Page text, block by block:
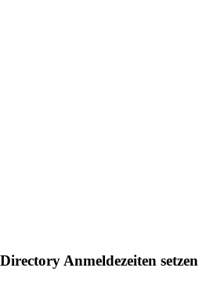
Anmeldezeiten setzen